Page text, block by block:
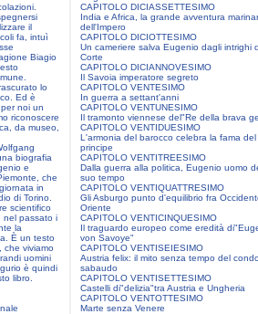
il
fa, intuì
Biagio
lo
Ed è
noi un
riconoscere
da museo,
biografia
e
che
in
di Torino.
scientifico
nel passato i
la
È un testo
che viviamo
uomini
è quindi
libro.
CAPITOLO DICIASSETTESIMO
India e Africa, la grande avventura
dell'Impero
CAPITOLO DICIOTTESIMO
Un cameriere salva Eugenio dagli intrighi
Corte
CAPITOLO DICIANNOVESIMO
Il Savoia imperatore segreto
CAPITOLO VENTESIMO
In guerra a settant'anni
CAPITOLO VENTUNESIMO
Il tramonto viennese del"Re della brava
CAPITOLO VENTIDUESIMO
L'armonia del barocco celebra la fama del
principe
CAPITOLO VENTITREESIMO
Dalla guerra alla politica, Eugenio uomo
suo tempo
CAPITOLO VENTIQUATTRESIMO
Gli Asburgo punto d'equilibrio fra
Oriente
CAPITOLO VENTICINQUESIMO
Il traguardo europeo come eredità
von Savoye"
CAPITOLO VENTISEIESIMO
Austria felix: il mito senza tempo del
sabaudo
CAPITOLO VENTISETTESIMO
Castelli di"delizia"tra Austria e Ungheria
CAPITOLO VENTOTTESIMO
Marte senza Venere